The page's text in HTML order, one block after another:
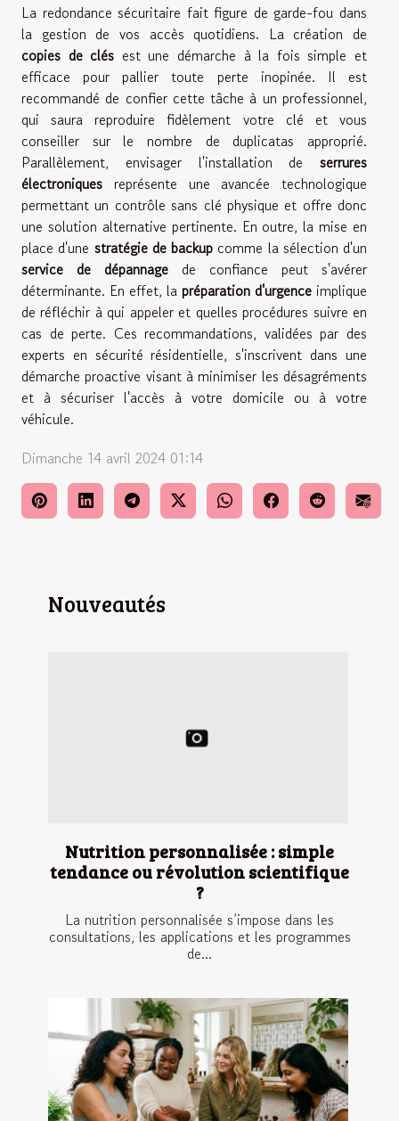
La redondance sécuritaire fait figure de garde-fou dans
la gestion de vos accès quotidiens. La création de
copies de clés est une démarche à la fois simple et
efficace pour pallier toute perte inopinée. Il est
recommandé de confier cette tâche à un professionnel,
qui saura reproduire fidèlement votre clé et vous
conseiller sur le nombre de duplicatas approprié.
Parallèlement, envisager l'installation de serrures
électroniques représente une avancée technologique
permettant un contrôle sans clé physique et offre donc
une solution alternative pertinente. En outre, la mise en
place d'une stratégie de backup comme la sélection d'un
service de dépannage de confiance peut s'avérer
déterminante. En effet, la préparation d'urgence implique
de réfléchir à qui appeler et quelles procédures suivre en
cas de perte. Ces recommandations, validées par des
experts en sécurité résidentielle, s'inscrivent dans une
démarche proactive visant à minimiser les désagréments
et à sécuriser l'accès à votre domicile ou à votre
véhicule.
Dimanche 14 avril 2024 01:14
Nouveautés
Nutrition personnalisée : simple
tendance ou révolution scientifique
?
La nutrition personnalisée s’impose dans les
consultations, les applications et les programmes
de...